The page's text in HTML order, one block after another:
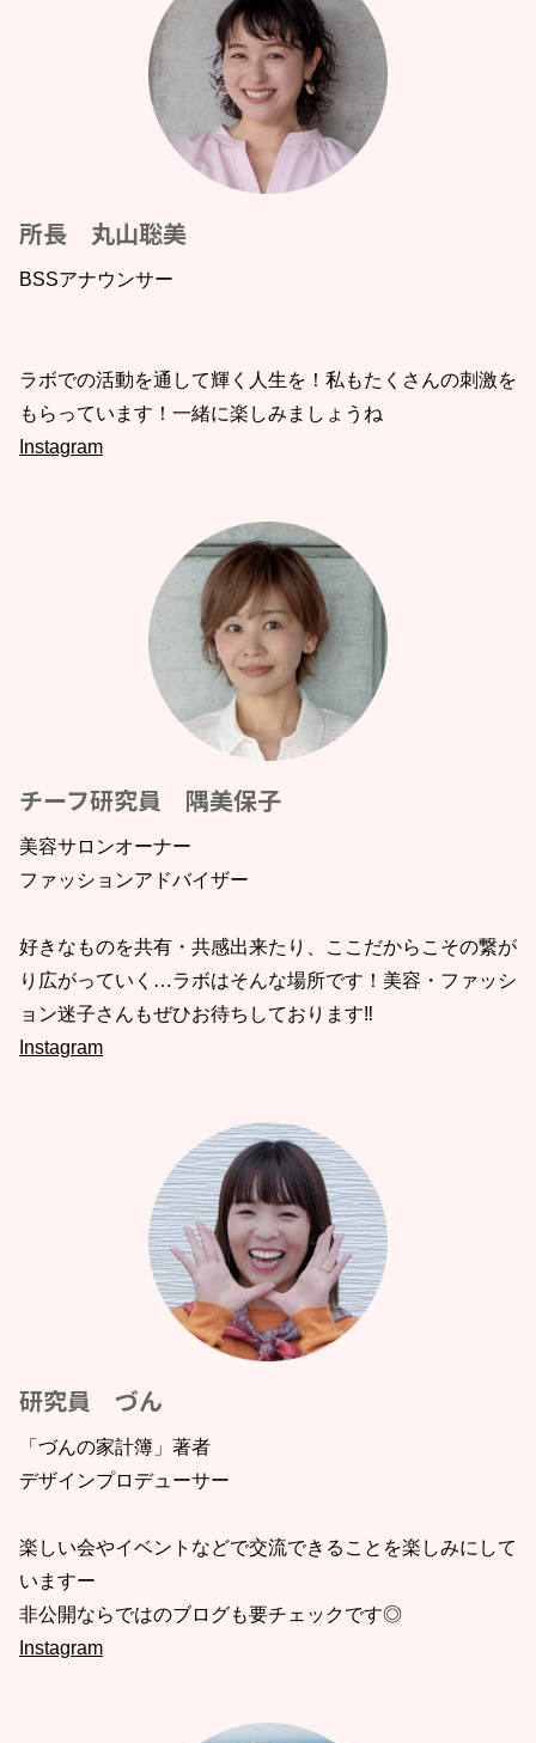
所長 丸山聡美
BSSアナウンサー
ラボでの活動を通して輝く人生を！私もたくさんの刺激を
もらっています！一緒に楽しみましょうね
Instagram
チーフ研究員 隅美保子
美容サロンオーナー
ファッションアドバイザー
好きなものを共有・共感出来たり、ここだからこその繋が
り広がっていく…ラボはそんな場所です！美容・ファッシ
ョン迷子さんもぜひお待ちしております‼︎
Instagram
研究員 づん
「づんの家計簿」著者
デザインプロデューサー
楽しい会やイベントなどで交流できることを楽しみにして
いますー
非公開ならではのブログも要チェックです◎
Instagram